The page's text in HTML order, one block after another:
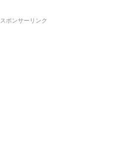
スポンサーリンク